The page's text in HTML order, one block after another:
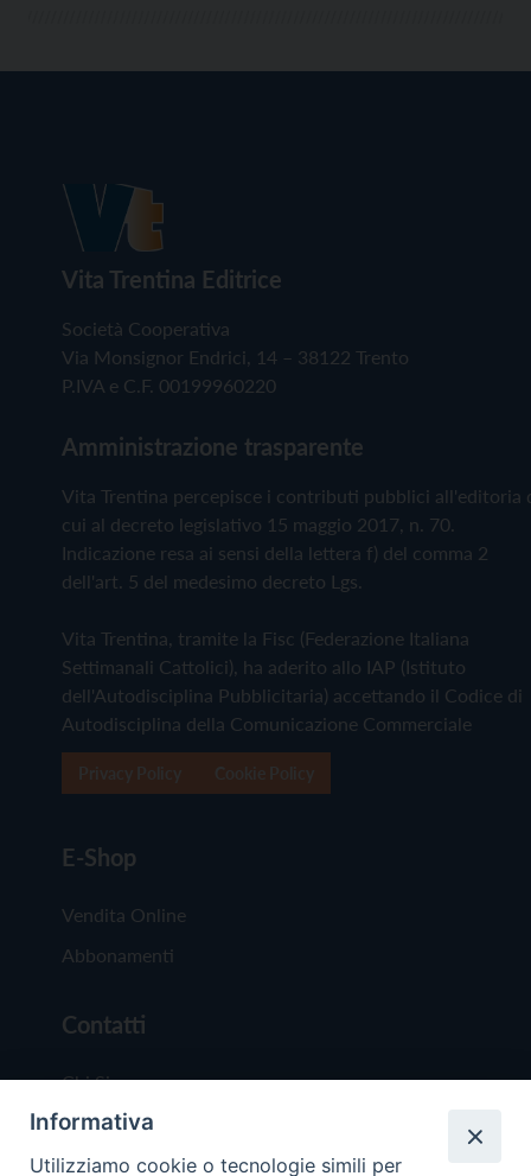
Vita Trentina Editrice
Società Cooperativa
Via Monsignor Endrici, 14 – 38122 Trento
P.IVA e C.F. 00199960220
Amministrazione trasparente
Vita Trentina percepisce i contributi pubblici all'editoria
cui al decreto legislativo 15 maggio 2017, n. 70.
Indicazione resa ai sensi della lettera f) del comma 2
dell'art. 5 del medesimo decreto Lgs.
Vita Trentina, tramite la Fisc (Federazione Italiana
Settimanali Cattolici), ha aderito allo IAP (Istituto
dell'Autodisciplina Pubblicitaria) accettando il Codice di
Autodisciplina della Comunicazione Commerciale
E-Shop
Vendita Online
Abbonamenti
Contatti
Chi Siamo
Redazione
Scrivici
Informativa
Utilizziamo cookie o tecnologie simili per